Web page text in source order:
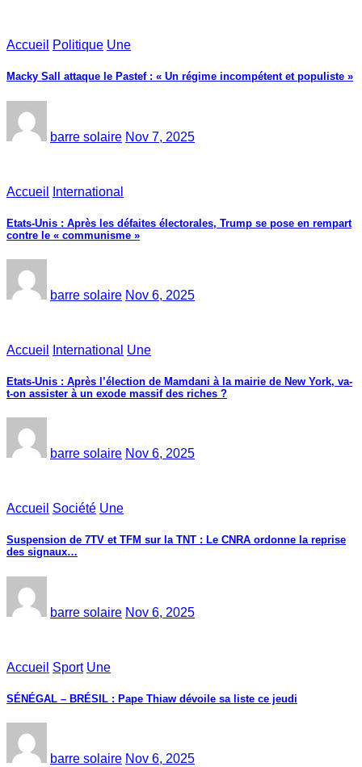
Accueil Politique Une
Macky Sall attaque le Pastef : « Un régime incompétent et populiste »
barre solaire Nov 7, 2025
Accueil International
Etats-Unis : Après les défaites électorales, Trump se pose en rempart
contre le « communisme »
barre solaire Nov 6, 2025
Accueil International Une
Etats-Unis : Après l’élection de Mamdani à la mairie de New York, va-
t-on assister à un exode massif des riches ?
barre solaire Nov 6, 2025
Accueil Société Une
Suspension de 7TV et TFM sur la TNT : Le CNRA ordonne la reprise
des signaux…
barre solaire Nov 6, 2025
Accueil Sport Une
SÉNÉGAL – BRÉSIL : Pape Thiaw dévoile sa liste ce jeudi
barre solaire Nov 6, 2025